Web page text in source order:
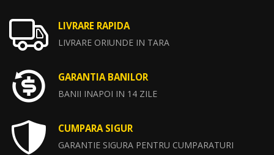
LIVRARE RAPIDA
LIVRARE ORIUNDE IN TARA
GARANTIA BANILOR
BANII INAPOI IN 14 ZILE
CUMPARA SIGUR
GARANTIE SIGURA PENTRU CUMPARATURI